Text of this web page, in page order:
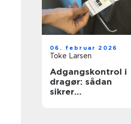
06. februar 2026
Toke Larsen
Adgangskontrol i
dragør: sådan
sikrer